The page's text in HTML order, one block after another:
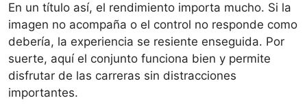
En un título así, el rendimiento importa mucho. Si la
imagen no acompaña o el control no responde como
debería, la experiencia se resiente enseguida. Por
suerte, aquí el conjunto funciona bien y permite
disfrutar de las carreras sin distracciones
importantes.